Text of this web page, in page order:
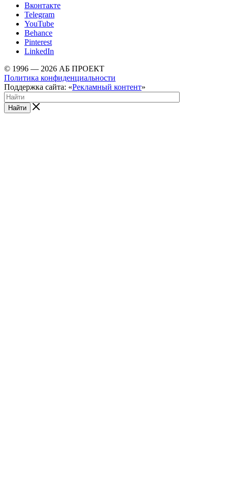
Вконтакте
Telegram
YouTube
Behance
Pinterest
LinkedIn
© 1996 — 2026 АБ ПРОЕКТ
Политика конфиденциальности
Поддержка сайта: «Рекламный контент»
Найти